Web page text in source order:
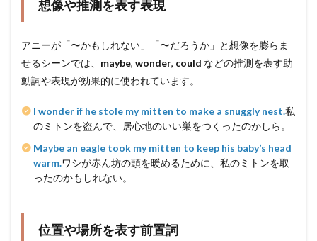
想像や推測を表す表現
アニーが「〜かもしれない」「〜だろうか」と想像を膨らま
せるシーンでは、 maybe, wonder, could などの推測を表す助
動詞や表現が効果的に使われています。
I wonder if he stole my mitten to make a snuggly nest.私
のミトンを盗んで、居心地のいい巣をつくったのかしら。
Maybe an eagle took my mitten to keep his baby’s head
warm.ワシが赤ん坊の頭を暖めるために、私のミトンを取
ったのかもしれない。
位置や場所を表す前置詞